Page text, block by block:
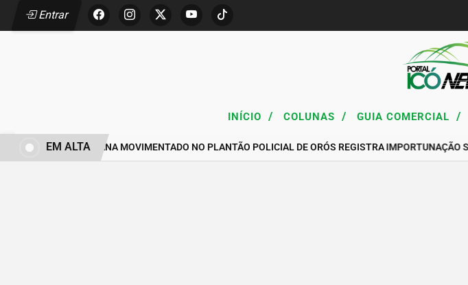
Entrar
INÍCIO / COLUNAS / GUIA COMERCIAL /
FIM DE SEMANA MOVIMENTADO NO PLANTÃO POLICIAL DE ORÓS REGISTRA IMPORTUNAÇÃO
EM ALTA